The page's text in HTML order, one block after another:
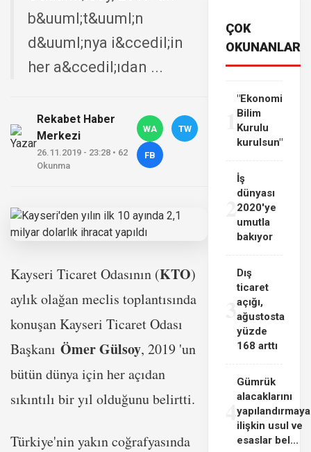
b&uuml;t&uuml;n
d&uuml;nya i&ccedil;in
her a&ccedil;ıdan ...
Rekabet Haber
Merkezi
26.11.2019 - 23:28 • 62
Okunma
WA TW
FB
Kayseri Ticaret Odasının (KTO)
aylık olağan meclis toplantısında
konuşan Kayseri Ticaret Odası
Başkanı Ömer Gülsoy, 2019 'un
bütün dünya için her açıdan
sıkıntılı bir yıl olduğunu belirtti.
Türkiye'nin yakın coğrafyasında
ÇOK
OKUNANLAR
"Ekonomi
Bilim
Kurulu
kurulsun"
İş
dünyası
2020'ye
umutla
bakıyor
3
Dış
ticaret
açığı,
ağustosta
yüzde
168 arttı
4
Gümrük
alacaklarını
yapılandırmaya
ilişkin usul ve
esaslar bel...